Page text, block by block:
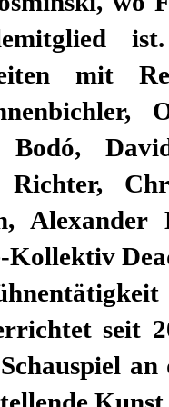
mit
Alexander
Kollektiv
seit